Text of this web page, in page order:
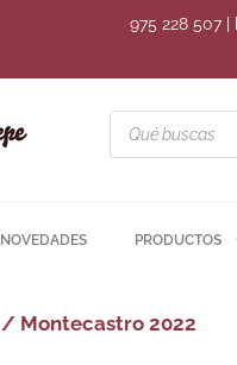
975 228 507
NOVEDADES PRODUCTOS
/ Montecastro 2022